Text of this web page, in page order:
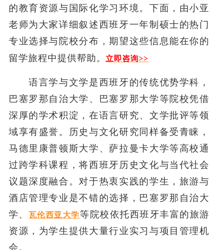
的教育资源与国际化学习环境。下面，由小亚
老师为大家详细叙述西班牙一年制硕士的热门
专业选择与院校分布，期望这些信息能在你的
留学旅程中提供帮助。
立即咨询>>
语言学与文学是西班牙的传统优势学科，
巴塞罗那自治大学、巴塞罗那大学等院校凭借
深厚的学术积淀，在语言研究、文学批评等领
域享有盛誉。历史与文化研究同样备受青睐，
马德里康普顿斯大学、萨拉曼卡大学等高校通
过跨学科课程，将西班牙历史文化与当代社会
议题深度融合。对于热衷实践的学生，旅游与
酒店管理专业是不错的选择，巴塞罗那自治大
学、
瓦伦西亚大学等院校依托西班牙丰富的旅游
资源，为学生提供大量行业实习与项目管理机
会。